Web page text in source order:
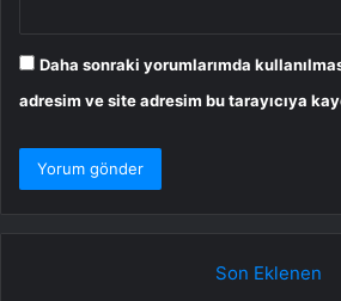
Daha sonraki yorumlarımda
adresim ve site adresim bu tarayıcıya
Son Eklenen